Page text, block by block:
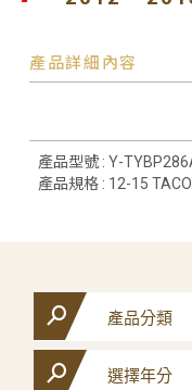
產品詳細內容
產品型號 : Y-
產品規格 : 12-15